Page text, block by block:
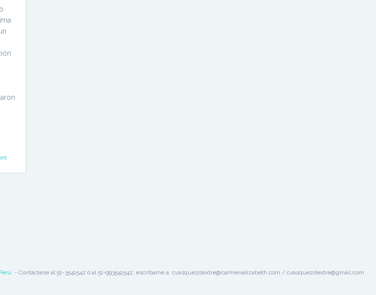
- Contáctese al 51-3541542 ó al 51-993541542, escribame a: cvasquezdextre@carmenelizabeth.com / cvasquezdextre@gmail.com